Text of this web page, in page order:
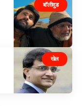
बॉलीवुड
खेल